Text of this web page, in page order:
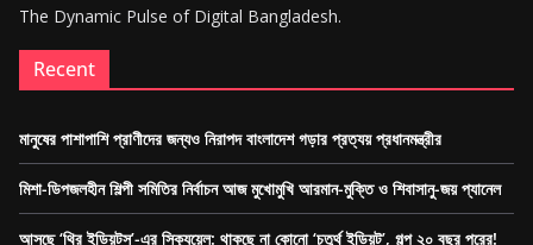
The Dynamic Pulse of Digital Bangladesh.
Recent
মানুষের পাশাপাশি প্রাণীদের জন্যও নিরাপদ বাংলাদেশ গড়ার প্রত্যয় প্রধানমন্ত্রীর
মিশা-ডিপজলহীন শিল্পী সমিতির নির্বাচন আজ মুখোমুখি আরমান-মুক্তি ও শিবাসানু-জয় প্যানেল
আসছে ‘থ্রি ইডিয়টস’-এর সিক্যুয়েল: থাকছে না কোনো ‘চতুর্থ ইডিয়ট’, গল্প ২০ বছর পরের!